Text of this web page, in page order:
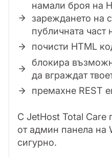
намали броя на
зареждането на
публичната част
почисти HTML
блокира
да вграждат
премахне REST
С JetHost Total Care
от админ панела на
сигурно.